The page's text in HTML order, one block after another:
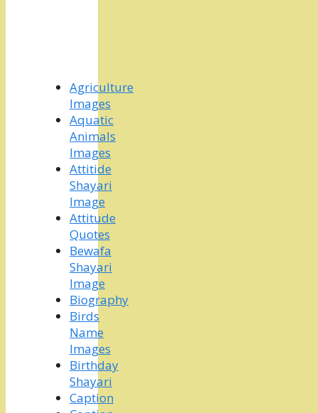
Agriculture
Images
Aquatic
Animals
Images
Attitide
Shayari
Image
Attitude
Quotes
Bewafa
Shayari
Image
Biography
Birds
Name
Images
Birthday
Shayari
Caption